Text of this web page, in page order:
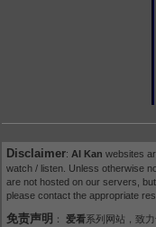
Disclaimer: AI Kan websites
watch / listen. Unless otherwise
are not hosted on our servers,
please contact the appropriate
免责声明 ： 爱看系列网站，致